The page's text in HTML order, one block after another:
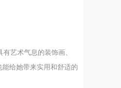
艺术气息的装饰画、
给她带来实用和舒适的